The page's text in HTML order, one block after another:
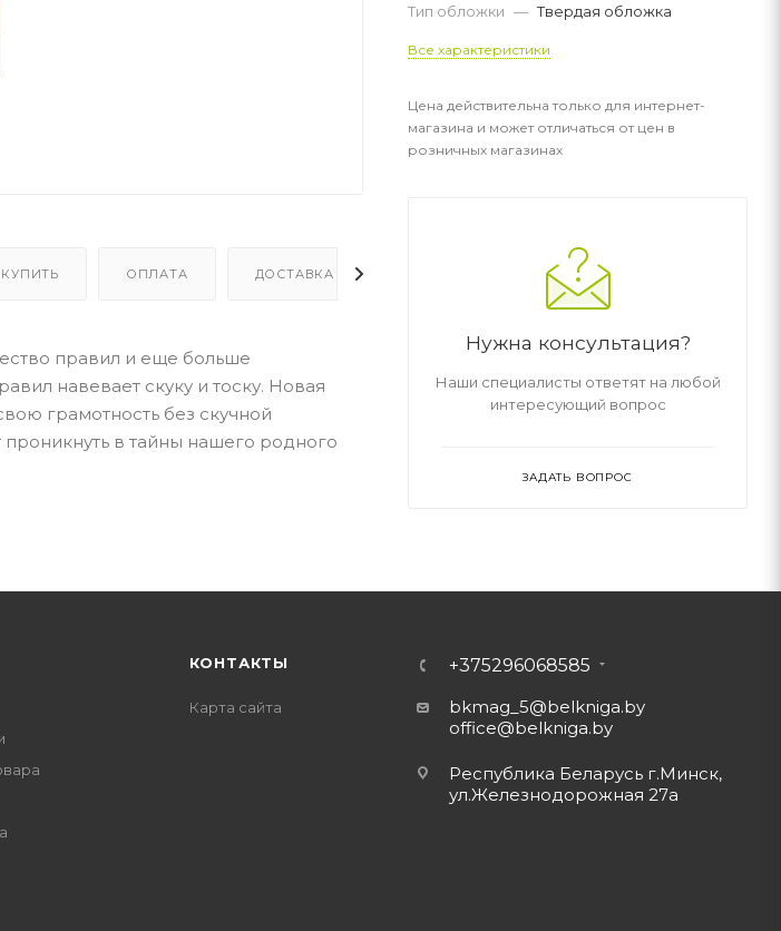
ОПЛАТА ДОСТАВКА
правил и еще больше
навевает скуку и тоску. Новая
грамотность без скучной
в тайны нашего родного
Тип обложки — Твердая обложка
Все характеристики
Цена действительна только для интернет-
магазина и может отличаться от цен в
розничных магазинах
Нужна консультация?
Наши специалисты ответят на любой
интересующий вопрос
ЗАДАТЬ ВОПРОС
КОНТАКТЫ
Карта сайта
+375296068585
bkmag_5@belkniga.by
office@belkniga.by
Республика Беларусь г.Минск,
ул.Железнодорожная 27а